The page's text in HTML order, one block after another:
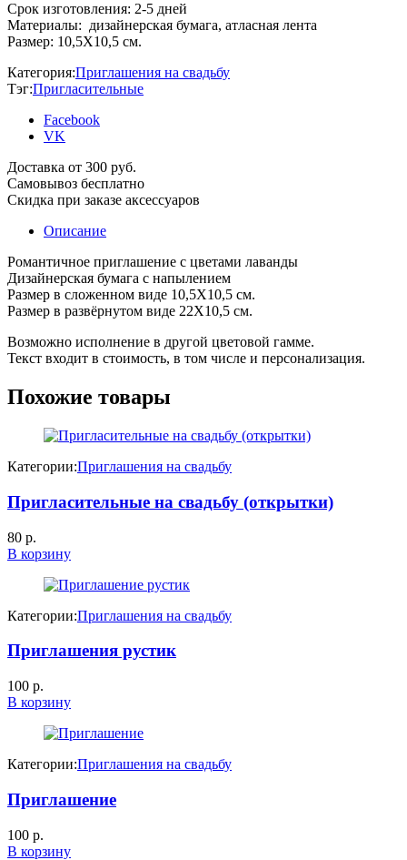
Срок изготовления: 2-5 дней
Материалы: дизайнерская бумага, атласная лента
Размер: 10,5Х10,5 см.
Категория:Приглашения на свадьбу
Тэг:Пригласительные
Facebook
VK
Доставка от 300 руб.
Самовывоз бесплатно
Скидка при заказе аксессуаров
Описание
Романтичное приглашение с цветами лаванды
Дизайнерская бумага с напылением
Размер в сложенном виде 10,5Х10,5 см.
Размер в развёрнутом виде 22Х10,5 см.
Возможно исполнение в другой цветовой гамме.
Текст входит в стоимость, в том числе и персонализация.
Похожие товары
Категории:Приглашения на свадьбу
Пригласительные на свадьбу (открытки)
80 р.
В корзину
Категории:Приглашения на свадьбу
Приглашения рустик
100 р.
В корзину
Категории:Приглашения на свадьбу
Приглашение
100 р.
В корзину